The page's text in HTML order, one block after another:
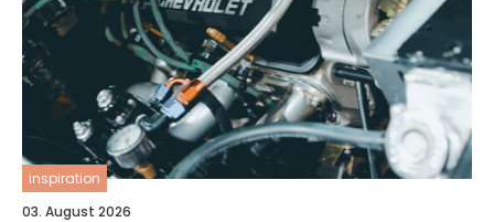
inspiration
03. August 2026